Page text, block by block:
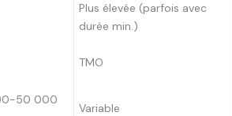
Plus élevée (parfois avec
durée min.)
TMO
50 000
Variable